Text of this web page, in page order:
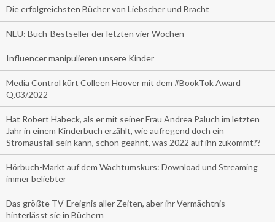
Die erfolgreichsten Bücher von Liebscher und Bracht
NEU: Buch-Bestseller der letzten vier Wochen
Influencer manipulieren unsere Kinder
Media Control kürt Colleen Hoover mit dem #BookTok Award
Q.03/2022
Hat Robert Habeck, als er mit seiner Frau Andrea Paluch im letzten
Jahr in einem Kinderbuch erzählt, wie aufregend doch ein
Stromausfall sein kann, schon geahnt, was 2022 auf ihn zukommt??
Hörbuch-Markt auf dem Wachtumskurs: Download und Streaming
immer beliebter
Das größte TV-Ereignis aller Zeiten, aber ihr Vermächtnis
hinterlässt sie in Büchern